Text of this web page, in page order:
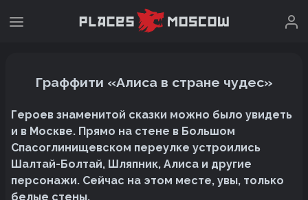
Граффити «Алиса в стране чудес»
Героев знаменитой сказки можно было увидеть
и в Москве. Прямо на стене в Большом
Спасоглинищевском переулке устроились
Шалтай-Болтай, Шляпник, Алиса и другие
персонажи. Сейчас на этом месте, увы, только
белые стены.